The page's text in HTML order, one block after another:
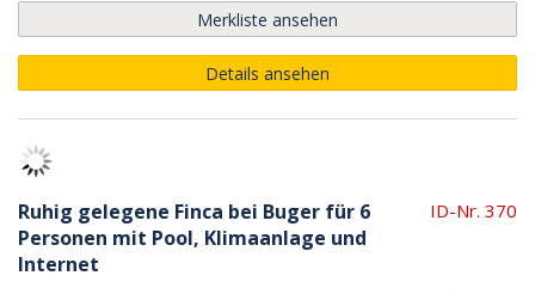
Merkliste ansehen
Details ansehen
Ruhig gelegene Finca bei Buger für 6
Personen mit Pool, Klimaanlage und
Internet
ID-Nr. 370